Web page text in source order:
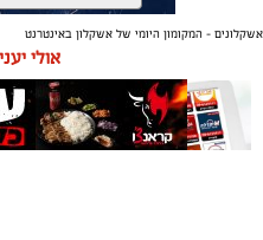
תגים:טקסטיל חדר שינה, שינה
תכנון נכון של חדר השינה
המנוחה, על רמות האנרגיה
אשקלונים - המקומון היומי של אשקלון באינטרנט
אולי